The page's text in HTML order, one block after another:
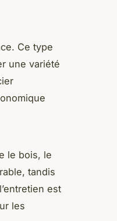
Ce type
une variété
le bois, le
tandis
est
les